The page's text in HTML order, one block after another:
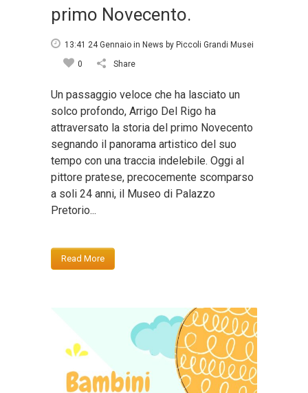
primo Novecento.
13:41 24 Gennaio in News by Piccoli Grandi Musei
0
Share
Un passaggio veloce che ha lasciato un
solco profondo, Arrigo Del Rigo ha
attraversato la storia del primo Novecento
segnando il panorama artistico del suo
tempo con una traccia indelebile. Oggi al
pittore pratese, precocemente scomparso
a soli 24 anni, il Museo di Palazzo
Pretorio...
Read More